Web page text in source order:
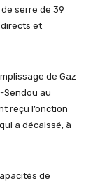
serre de 39
et
de Gaz
Sendou au
reçu l’onction
a décaissé, à
de